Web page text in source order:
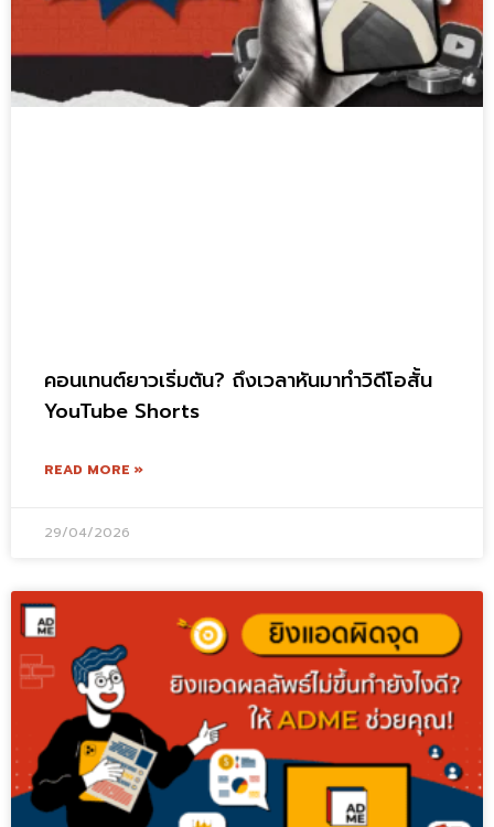
คอนเทนต์ยาวเริ่มตัน? ถึงเวลาหันมาทำวิดีโอสั้น
YouTube Shorts
READ MORE »
29/04/2026